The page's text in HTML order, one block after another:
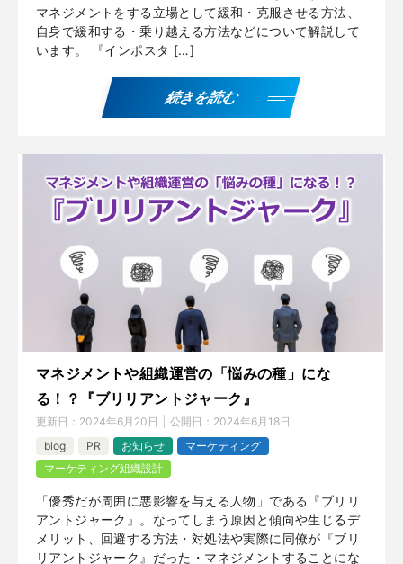
マネジメントをする立場として緩和・克服させる方法、
自身で緩和する・乗り越える方法などについて解説して
います。 『インポスタ […]
続きを読む
マネジメントや組織運営の「悩みの種」にな
る！？『ブリリアントジャーク』
更新日： 2024年6月20日 公開日： 2024年6月18日
blog
PR お知らせ
マーケティング
マーケティング組織設計
「優秀だが周囲に悪影響を与える人物」である『ブリリ
アントジャーク』。なってしまう原因と傾向や生じるデ
メリット、回避する方法・対処法や実際に同僚が『ブリ
リアントジャーク』だった・マネジメントすることにな